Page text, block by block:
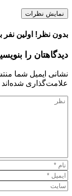
نمایش نظرات
بدون نظر! اولین نفر
دیدگاهتان را
نشانی ایمیل شما
علامت‌گذاری شده‌اند